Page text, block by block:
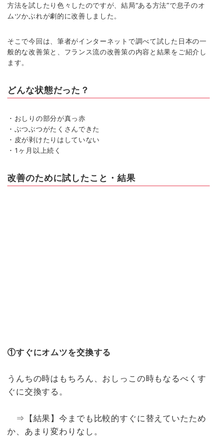
方法を試したり色々したのですが、結局“ある方法”で息子のオ
ムツかぶれが劇的に改善しました。
そこで今回は、筆者がインターネットで調べて試した日本の一
般的な改善策と、フランス流の改善策の内容と結果をご紹介し
ます。
どんな状態だった？
・おしりの部分が真っ赤
・ぶつぶつがたくさんできた
・皮が剥けたりはしていない
・1ヶ月以上続く
改善のために試したこと・結果
①すぐにオムツを交換する
うんちの時はもちろん、おしっこの時もなるべくす
ぐに交換する。
⇒【結果】今までも比較的すぐに替えていたため
か、あまり変わりなし。